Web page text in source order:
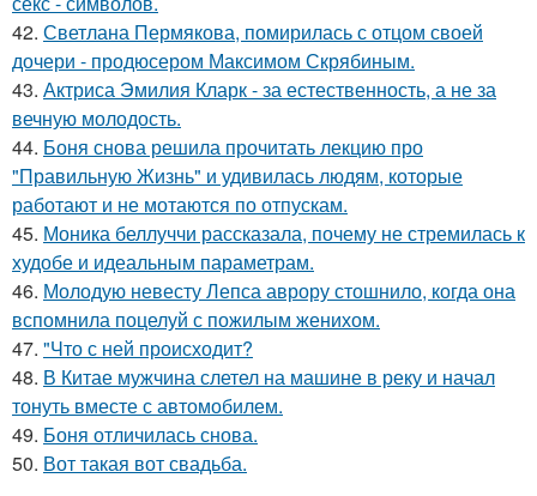
42. Светлана Пермякова, помирилась с отцом своей
дочери - продюсером Максимом Скрябиным.
43. Актриса Эмилия Кларк - за естественность, а не за
вечную молодость.
44. Боня снова решила прочитать лекцию про
"Правильную Жизнь" и удивилась людям, которые
работают и не мотаются по отпускам.
45. Моника беллуччи рассказала, почему не стремилась к
худобе и идеальным параметрам.
46. Молодую невесту Лепса аврору стошнило, когда она
вспомнила поцелуй с пожилым женихом.
47. "Что с ней происходит?
48. В Китае мужчина слетел на машине в реку и начал
тонуть вместе с автомобилем.
49. Боня отличилась снова.
50. Вот такая вот свадьба.